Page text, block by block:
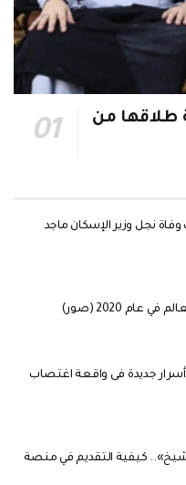
طلاقها من
نجل وزير الإسكان ماجد
2020 (صور)
جديدة فى واقعة اغتصاب
كيفية التقديم في منصة